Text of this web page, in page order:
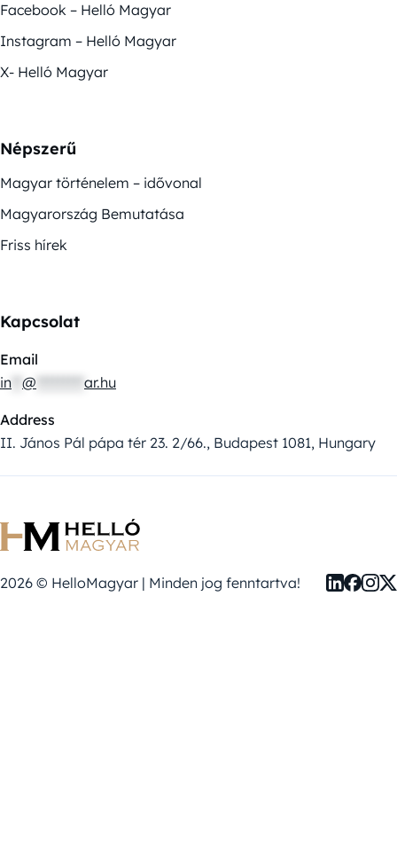
Facebook – Helló Magyar
Instagram – Helló Magyar
X- Helló Magyar
Népszerű
Magyar történelem – idővonal
Magyarország Bemutatása
Friss hírek
Kapcsolat
Email
in @ ar.hu
Address
II. János Pál pápa tér 23. 2/66., Budapest 1081, Hungary
2026 © HelloMagyar | Minden jog fenntartva!